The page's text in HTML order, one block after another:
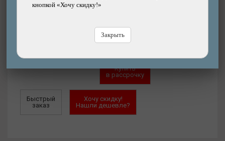
кнопкой «Хочу скидку!»
Закрыть
35900
Купить
в кредит
Купить
в рассрочку
Быстрый
заказ
Хочу скидку!
Нашли дешевле?